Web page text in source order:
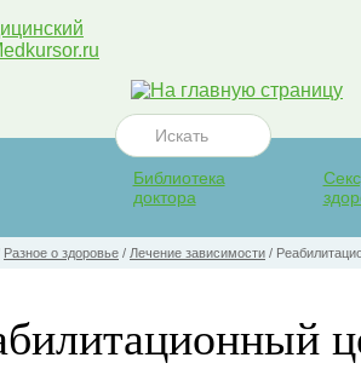
Библиотека
доктора
Разное о здоровье / Лечение зависимости /